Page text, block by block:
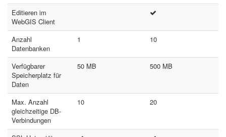
Editieren im
WebGIS Client
Anzahl
Datenbanken
1 10
Verfügbarer
Speicherplatz für
Daten
50 MB 500 MB
Max. Anzahl
gleichzeitige DB-
Verbindungen
10 20